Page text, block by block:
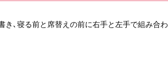
き､寝る前と席替えの前に右手と左手で組み合わ